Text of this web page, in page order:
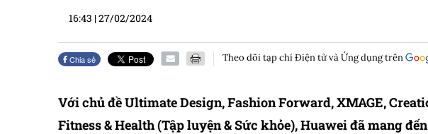
16:43 |27/02/2024
Chia sẻ Theo dõi tạp chí Điện tử và Ứng dụng trên
Với chủ đề Ultimate Design, Fashion Forward, XMAGE,
Fitness & Health (Tập luyện & Sức khỏe), Huawei đã mang